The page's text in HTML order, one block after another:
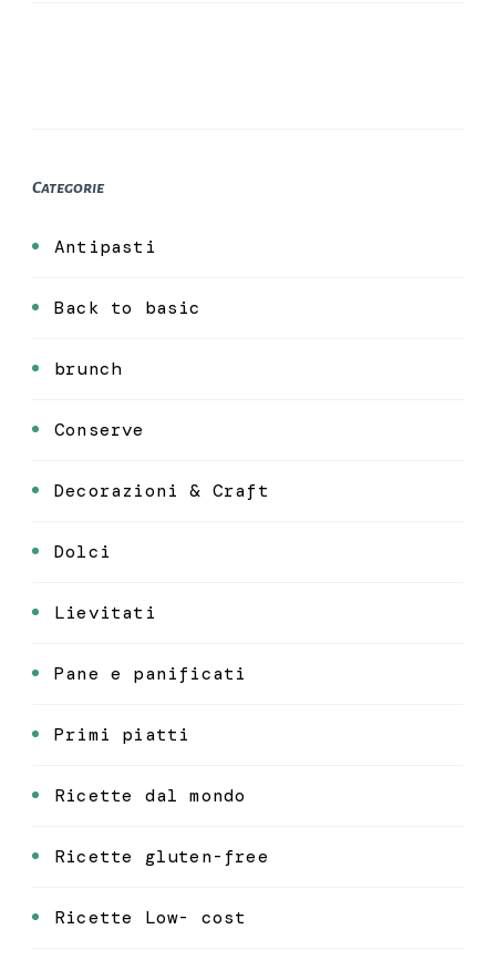
Categorie
Antipasti
Back to basic
brunch
Conserve
Decorazioni & Craft
Dolci
Lievitati
Pane e panificati
Primi piatti
Ricette dal mondo
Ricette gluten-free
Ricette Low- cost